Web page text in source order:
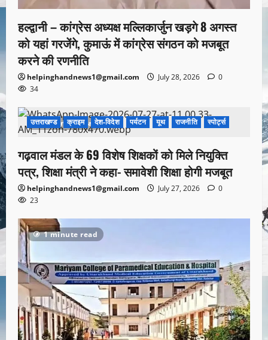
हल्द्वानी – कांग्रेस अध्यक्ष मल्लिकार्जुन खड़गे 8 अगस्त
को यहां गरजेंगे, कुमाऊं में कांग्रेस संगठन को मजबूत
करने की रणनीति
helpinghandnews1@gmail.com July 28, 2026
0
34
1 minute read
उत्तराखण्ड क्राइम देश-विदेश पर्यटन यूथ राजनीति स्पोर्ट्स
गढ़वाल मंडल के 69 विशेष शिक्षकों को मिले नियुक्ति
पत्र, शिक्षा मंत्री ने कहा- समावेशी शिक्षा होगी मजबूत
helpinghandnews1@gmail.com July 27, 2026
0
23
1 minute read